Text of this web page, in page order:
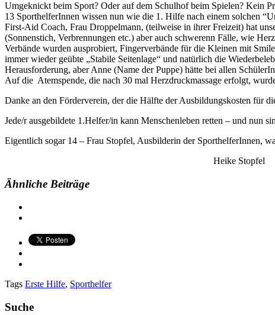
Umgeknickt beim Sport? Oder auf dem Schulhof beim Spielen? Kein
13 SporthelferInnen wissen nun wie die 1. Hilfe nach einem solchen
First-Aid Coach, Frau Droppelmann, (teilweise in ihrer Freizeit) hat
(Sonnenstich, Verbrennungen etc.) aber auch schwerenn Fälle, wie
Verbände wurden ausprobiert, Fingerverbände für die Kleinen mit
immer wieder geübte „Stabile Seitenlage“ und natürlich die
Herausforderung, aber Anne (Name der Puppe) hätte bei allen
Auf die Atemspende, die nach 30 mal Herzdruckmassage erfolgt,
Danke an den Förderverein, der die Hälfte der Ausbildungskosten für
Jede/r ausgebildete 1.Helfer/in kann Menschenleben retten – und nun
Eigentlich sogar 14 – Frau Stopfel, Ausbilderin der SporthelferInnen,
Heike Stopfel
Ähnliche Beiträge
Tags Erste Hilfe, Sporthelfer
Suche